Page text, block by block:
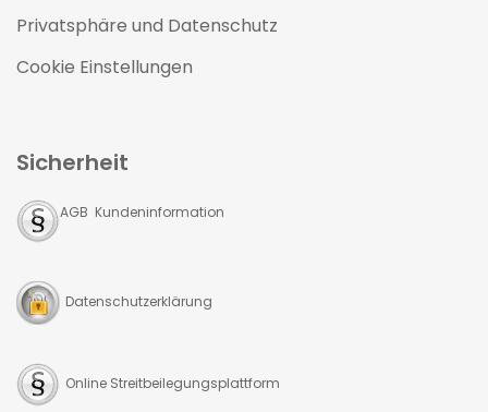
Privatsphäre und Datenschutz
Cookie Einstellungen
Sicherheit
AGB Kundeninformation
Datenschutzerklärung
Online Streitbeilegungsplattform